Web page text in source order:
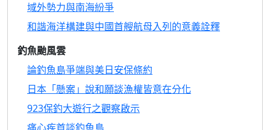
域外勢力與南海紛爭
和諧海洋構建與中國首艘航母入列的意義詮釋
釣魚颱風雲
論釣魚島爭端與美日安保條約
日本「懸案」說和願談漁權皆意在分化
923保釣大遊行之觀察啟示